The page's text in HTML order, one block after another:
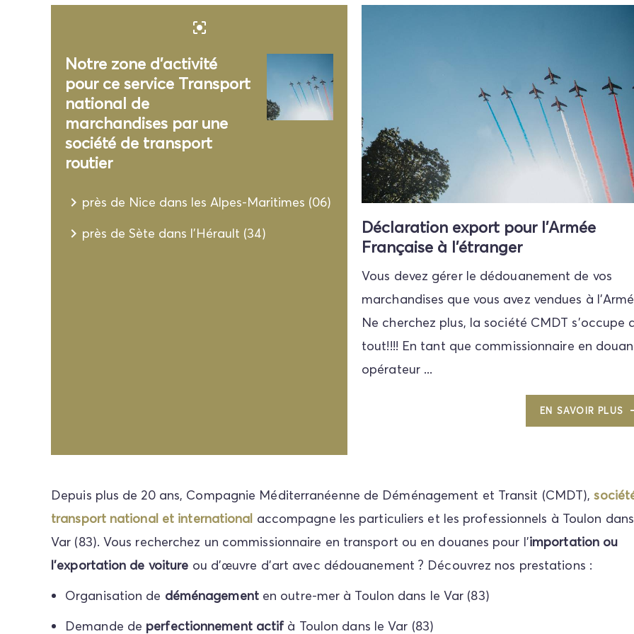
center_focus_strong
Notre zone d'activité
pour ce service Transport
national de
marchandises par une
société de transport
routier
navigate_next près de Nice dans les Alpes-Maritimes (06)
navigate_next près de Sète dans l'Hérault (34)
Déclaration export pour l'Armée
Française à l'étranger
Vous devez gérer le dédouanement de vos
marchandises que vous avez vendues à
Ne cherchez plus, la société CMDT s'occupe
tout!!!! En tant que commissionnaire en
opérateur ...
EN SAVOIR PLUS
Depuis plus de 20 ans, Compagnie Méditerranéenne de Déménagement et Transit (CMDT),
transport national et international accompagne les particuliers et les professionnels à Toulon
Var (83). Vous recherchez un commissionnaire en transport ou en douanes pour l'importation ou
l'exportation de voiture ou d'œuvre d'art avec dédouanement ? Découvrez nos prestations :
Organisation de déménagementen outre-mer à Toulon dans le Var (83)
Demande de perfectionnement actif à Toulon dans le Var (83)